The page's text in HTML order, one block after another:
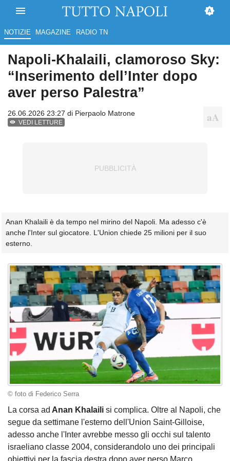
NOTIZIE MAGAZINE RADIO TN
Napoli-Khalaili, clamoroso Sky:
“Inserimento dell’Inter dopo
aver perso Palestra”
26.06.2026 23:27 di Pierpaolo Matrone
VEDI LETTURE
Anan Khalaili è da tempo nel mirino del Napoli. Ma adesso c'è
anche l'Inter sul giocatore. L'Union chiede 25 milioni per il suo
esterno.
© foto di Federico Serra
La corsa ad Anan Khalaili si complica. Oltre al Napoli, che
segue da settimane l'esterno dell'Union Saint-Gilloise,
adesso anche l'Inter avrebbe messo gli occhi sul talento
israeliano classe 2004, considerandolo uno dei principali